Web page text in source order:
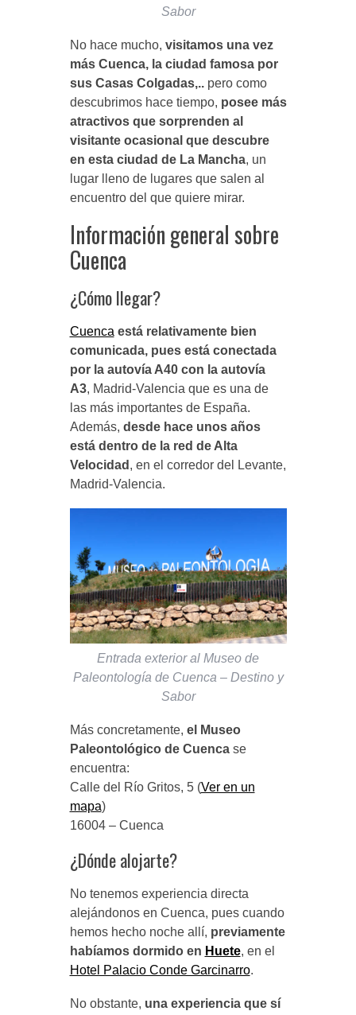
Sabor
No hace mucho, visitamos una vez
más Cuenca, la ciudad famosa por
sus Casas Colgadas,..pero como
descubrimos hace tiempo, posee más
atractivos que sorprenden al
visitante ocasional que descubre
en esta ciudad de La Mancha, un
lugar lleno de lugares que salen al
encuentro del que quiere mirar.
Información general sobre
Cuenca
¿Cómo llegar?
Cuenca está relativamente bien
comunicada, pues está conectada
por la autovía A40 con la autovía
A3, Madrid-Valencia que es una de
las más importantes de España.
Además, desde hace unos años
está dentro de la red de Alta
Velocidad , en el corredor del Levante,
Madrid-Valencia.
Entrada exterior al Museo de
Paleontología de Cuenca – Destino y
Sabor
Más concretamente, el Museo
Paleontológico de Cuencase
encuentra:
Calle del Río Gritos, 5 (Ver en un
mapa)
16004 – Cuenca
¿Dónde alojarte?
No tenemos experiencia directa
alejándonos en Cuenca, pues cuando
hemos hecho noche allí, previamente
habíamos dormido en Huete, en el
Hotel Palacio Conde Garcinarro.
No obstante, una experiencia que sí